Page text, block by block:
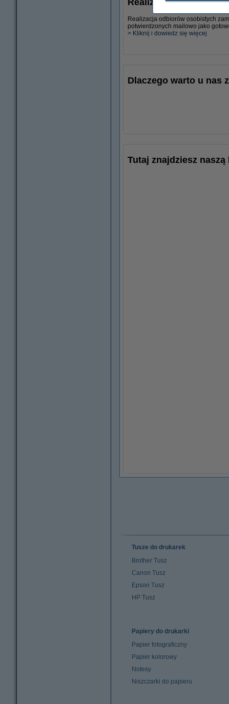
Realizacja zamówień
Realizacja odbiorów osobistych
potwierdzonych mailowo jako
> Kliknij i dowiedz się więcej
Dlaczego warto u nas
Tutaj znajdziesz
Tusze do drukarek
Brother Tusz
Canon Tusz
Epson Tusz
HP Tusz
Papiery do drukarki
Papier fotograficzny
Papier kolorowy
Notesy
Niszczarki do papieru